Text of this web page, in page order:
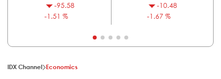
-95.58
-1.51 %
-10.48
-1.67 %
IDX Channel Economics